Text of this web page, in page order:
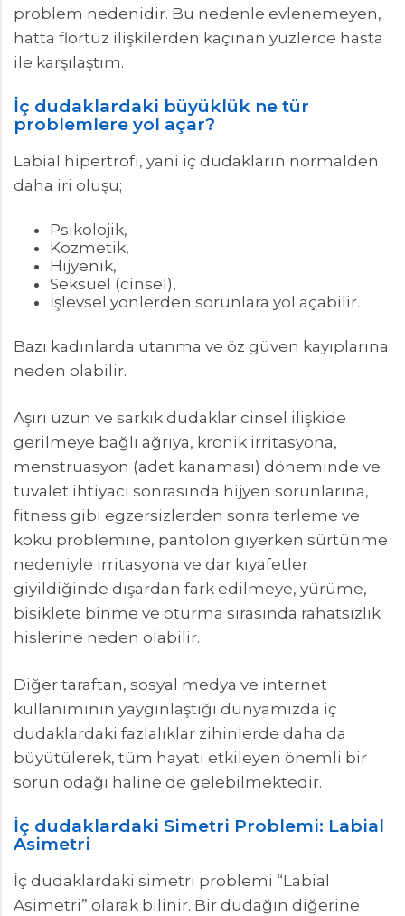
problem nedenidir. Bu nedenle evlenemeyen,
hatta flörtüz ilişkilerden kaçınan yüzlerce hasta
ile karşılaştım.
İç dudaklardaki büyüklük ne tür
problemlere yol açar?
Labial hipertrofi, yani iç dudakların normalden
daha iri oluşu;
Psikolojik,
Kozmetik,
Hijyenik,
Seksüel (cinsel),
İşlevsel yönlerden sorunlara yol açabilir.
Bazı kadınlarda utanma ve öz güven kayıplarına
neden olabilir.
Aşırı uzun ve sarkık dudaklar cinsel ilişkide
gerilmeye bağlı ağrıya, kronik irritasyona,
menstruasyon (adet kanaması) döneminde ve
tuvalet ihtiyacı sonrasında hijyen sorunlarına,
fitness gibi egzersizlerden sonra terleme ve
koku problemine, pantolon giyerken sürtünme
nedeniyle irritasyona ve dar kıyafetler
giyildiğinde dışardan fark edilmeye, yürüme,
bisiklete binme ve oturma sırasında rahatsızlık
hislerine neden olabilir.
Diğer taraftan, sosyal medya ve internet
kullanımının yaygınlaştığı dünyamızda iç
dudaklardaki fazlalıklar zihinlerde daha da
büyütülerek, tüm hayatı etkileyen önemli bir
sorun odağı haline de gelebilmektedir.
İç dudaklardaki Simetri Problemi: Labial
Asimetri
İç dudaklardaki simetri problemi “Labial
Asimetri” olarak bilinir. Bir dudağın diğerine